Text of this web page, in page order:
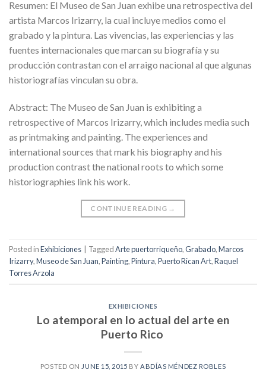
Resumen: El Museo de San Juan exhibe una retrospectiva del
artista Marcos Irizarry, la cual incluye medios como el
grabado y la pintura. Las vivencias, las experiencias y las
fuentes internacionales que marcan su biografía y su
producción contrastan con el arraigo nacional al que algunas
historiografías vinculan su obra.
Abstract: The Museo de San Juan is exhibiting a
retrospective of Marcos Irizarry, which includes media such
as printmaking and painting. The experiences and
international sources that mark his biography and his
production contrast the national roots to which some
historiographies link his work.
CONTINUE READING →
Posted inExhibiciones TaggedArte puertorriqueño,Grabado,Marcos
Irizarry,Museo de San Juan,Painting,Pintura,Puerto Rican Art,Raquel
Torres Arzola
EXHIBICIONES
Lo atemporal en lo actual del arte en
Puerto Rico
POSTED ON JUNE 15, 2015 BY ABDÍAS MÉNDEZ ROBLES